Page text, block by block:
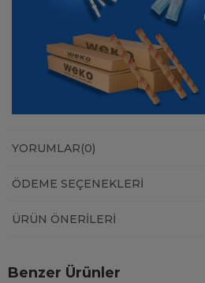
YORUMLAR(0)
ÖDEME SEÇENEKLERI
ÜRÜN ÖNERILERI
Benzer Ürünler